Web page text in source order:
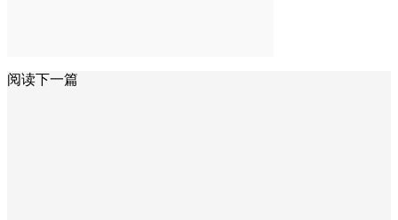
阅读下一篇